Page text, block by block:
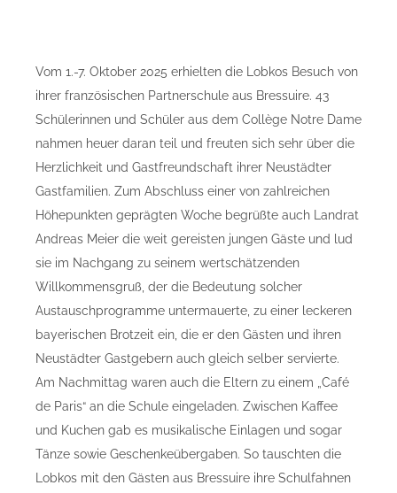
Vom 1.-7. Oktober 2025 erhielten die Lobkos Besuch von
ihrer französischen Partnerschule aus Bressuire. 43
Schülerinnen und Schüler aus dem Collège Notre Dame
nahmen heuer daran teil und freuten sich sehr über die
Herzlichkeit und Gastfreundschaft ihrer Neustädter
Gastfamilien. Zum Abschluss einer von zahlreichen
Höhepunkten geprägten Woche begrüßte auch Landrat
Andreas Meier die weit gereisten jungen Gäste und lud
sie im Nachgang zu seinem wertschätzenden
Willkommensgruß, der die Bedeutung solcher
Austauschprogramme untermauerte, zu einer leckeren
bayerischen Brotzeit ein, die er den Gästen und ihren
Neustädter Gastgebern auch gleich selber servierte.
Am Nachmittag waren auch die Eltern zu einem „Café
de Paris“ an die Schule eingeladen. Zwischen Kaffee
und Kuchen gab es musikalische Einlagen und sogar
Tänze sowie Geschenkeübergaben. So tauschten die
Lobkos mit den Gästen aus Bressuire ihre Schulfahnen